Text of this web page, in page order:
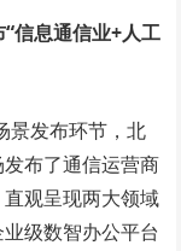
信息通信业+人工
景发布环节，北
布了通信运营商
观呈现两大领域
级数智办公平台